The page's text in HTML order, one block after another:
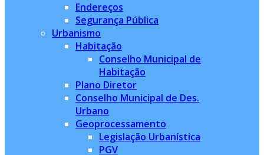
Endereços
Segurança Pública
Urbanismo
Habitação
Conselho Municipal de
Habitação
Plano Diretor
Conselho Municipal de Des.
Urbano
Geoprocessamento
Legislação Urbanística
PGV